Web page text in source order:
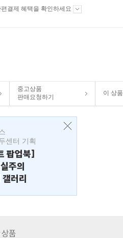
결제 혜택을 확인하세요
중고상품
판매요청하기
이 상
센터 기획
팝업북]
주의
러리